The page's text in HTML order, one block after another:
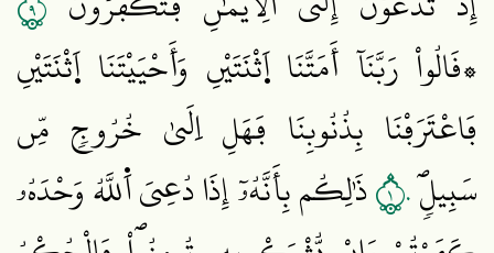
۞قَالُواْ رَبَّنَآ أَمَتَّنَا اَ۪ثْنَتَيْنِ وَأَحْيَيْتَنَا اَ۪ثْنَتَيْنِ
فَاعْتَرَفْنَا بِذُنُوبِنَا فَهَلِ اِلَيٰ خُرُوجٖ مِّن
سَبِيلٖۖ١٠ذَٰلِكُم بِأَنَّهُۥٓ إِذَا دُعِيَ اَ۬للَّهُ وَحْدَهُۥ